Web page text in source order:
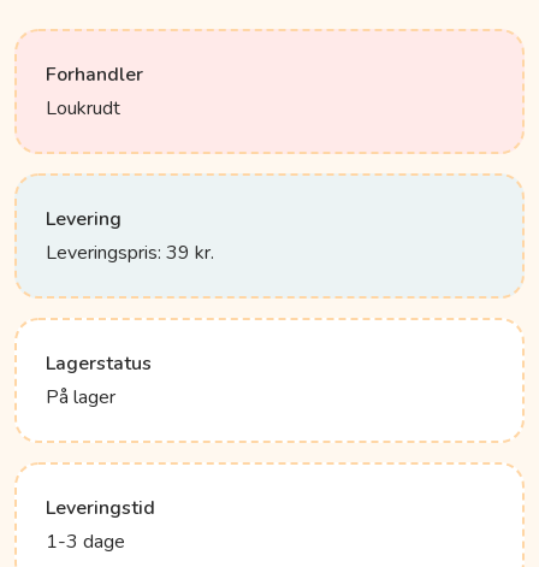
Forhandler
Loukrudt
Levering
Leveringspris: 39 kr.
Lagerstatus
På lager
Leveringstid
1-3 dage